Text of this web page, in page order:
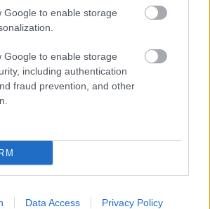
Google to enable storage
Google to enable storage
including authentication
fraud prevention, and other
Data Access Privacy Policy
Ολλανδό» Βίλτενμπουργκ
φιλικό τεστ της Εθνικής στο
συνεργασία ΠΑΣΑΠΠ και